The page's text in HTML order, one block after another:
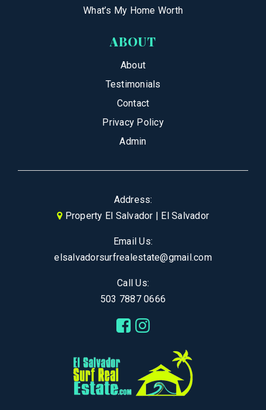
What’s My Home Worth
ABOUT
About
Testimonials
Contact
Privacy Policy
Admin
Address:
Property El Salvador | El Salvador
Email Us:
elsalvadorsurfrealestate@gmail.com
Call Us:
503 7887 0666